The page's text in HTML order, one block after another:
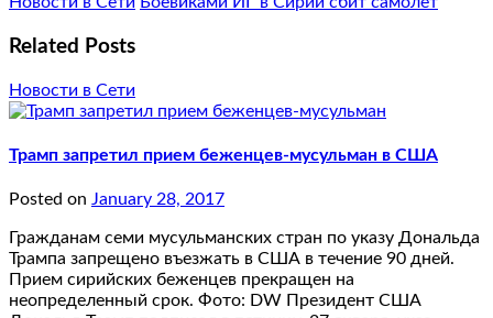
Related Posts
Новости в Сети
Трамп запретил прием беженцев-мусульман в США
Posted on January 28, 2017
Гражданам семи мусульманских стран по указу Дональда
Трампа запрещено въезжать в США в течение 90 дней.
Прием сирийских беженцев прекращен на
неопределенный срок. Фото: DW Президент США